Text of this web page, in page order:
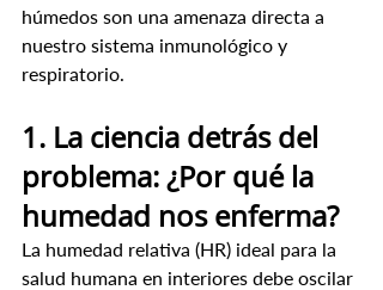
húmedos son una amenaza directa a
nuestro sistema inmunológico y
respiratorio.
1. La ciencia detrás del
problema: ¿Por qué la
humedad nos enferma?
La humedad relativa (HR) ideal para la
salud humana en interiores debe oscilar